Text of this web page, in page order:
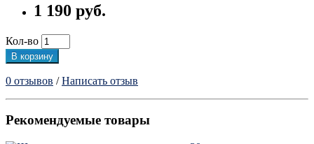
1 190 руб.
Кол-во
В корзину
0 отзывов /Написать отзыв
Рекомендуемые товары